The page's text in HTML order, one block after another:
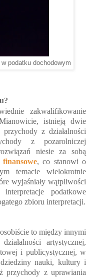
podatku dochodowym
zakwalifikowanie
istnieją dwie
z działalności
z pozarolniczej
niesie za sobą
, co stanowi o
temacie wielokrotnie
wyjaśniały wątpliwości
podatkowe
zbioru interpretacji.
to między innymi
artystycznej,
i publicystycznej, w
nauki, kultury i
przychody z uprawiania